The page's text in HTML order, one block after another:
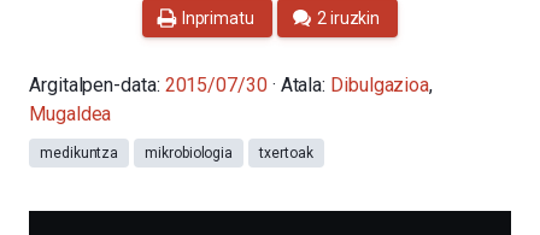
Inprimatu 2 iruzkin
Argitalpen-data: 2015/07/30 · Atala: Dibulgazioa,
Mugaldea
medikuntza mikrobiologia txertoak